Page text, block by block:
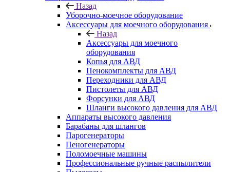
Назад
Уборочно-моечное оборудование
Аксессуары для моечного оборудования
Назад
Аксессуары для моечного
оборудования
Копья для АВД
Пенокомплекты для АВД
Переходники для АВД
Пистолеты для АВД
Форсунки для АВД
Шланги высокого давления для АВД
Аппараты высокого давления
Барабаны для шлангов
Парогенераторы
Пеногенераторы
Поломоечные машины
Профессиональные ручные распылители